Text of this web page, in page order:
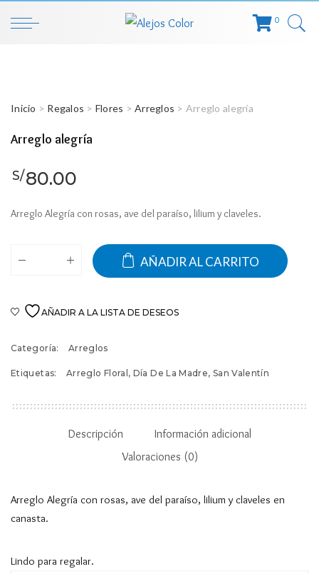
0
Inicio > Regalos > Flores >Arreglos > Arreglo alegría
Arreglo alegría
S/80.00
Arreglo Alegría con rosas, ave del paraíso, lilium y claveles.
AÑADIR AL CARRITO
AÑADIR A LA LISTA DE DESEOS
Categoría: Arreglos
Etiquetas: Arreglo Floral , Día De La Madre, San Valentín
Descripción
Información adicional
Valoraciones (0)
Arreglo Alegría con rosas, ave del paraíso, lilium y claveles en
canasta.
Lindo para regalar.